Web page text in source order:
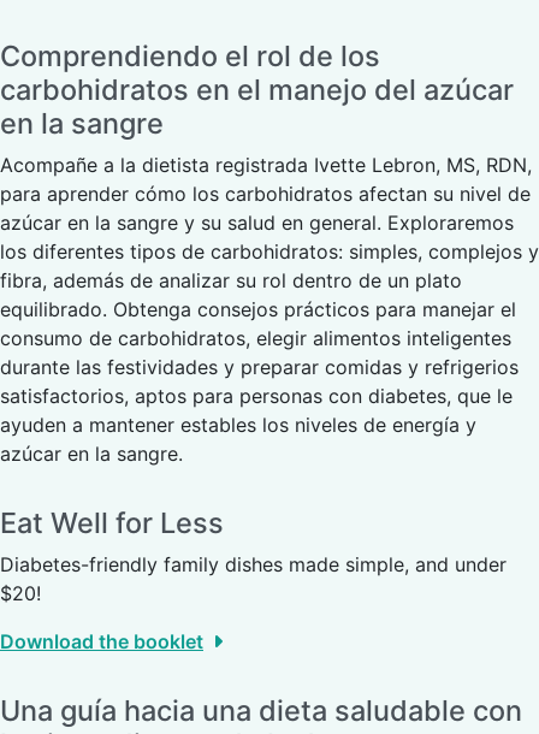
Comprendiendo el rol de los
carbohidratos en el manejo del azúcar
en la sangre
Acompañe a la dietista registrada Ivette Lebron, MS, RDN,
para aprender cómo los carbohidratos afectan su nivel de
azúcar en la sangre y su salud en general. Exploraremos
los diferentes tipos de carbohidratos: simples, complejos y
fibra, además de analizar su rol dentro de un plato
equilibrado. Obtenga consejos prácticos para manejar el
consumo de carbohidratos, elegir alimentos inteligentes
durante las festividades y preparar comidas y refrigerios
satisfactorios, aptos para personas con diabetes, que le
ayuden a mantener estables los niveles de energía y
azúcar en la sangre.
Eat Well for Less
Diabetes-friendly family dishes made simple, and under
$20!
Download the booklet
Una guía hacia una dieta saludable con